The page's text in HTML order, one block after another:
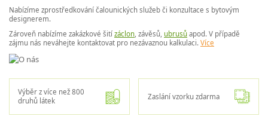
Nabízíme zprostředkování čalounických služeb či konzultace s bytovým
designerem.
Zároveň nabízíme zakázkové šití záclon, závěsů, ubrusů apod. V případě
zájmu nás neváhejte kontaktovat pro nezávaznou kalkulaci. Více
Výběr z více než 800
druhů látek
Zaslání vzorku zdarma